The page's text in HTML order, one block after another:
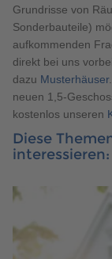
Grundrisse von
Sonderbauteile)
aufkommenden
direkt bei uns
dazu Musterhäuser
neuen 1,5-
kostenlos unseren
Diese
interessieren: